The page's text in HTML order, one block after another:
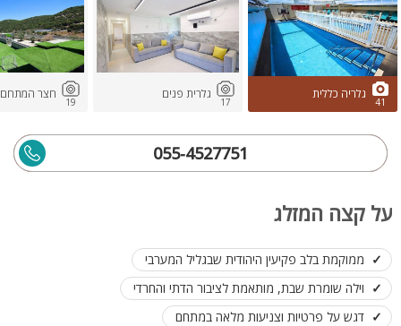
41
גלריה כללית
17
גלרית פנים
19
חצר המתחם
055-4527751
על קצה המזלג
ממוקמת בלב פקיעין היהודית שבגליל המערבי
וילה שומרת שבת, מותאמת לציבור הדתי והחרדי
דגש על פרטיות וצניעות מלאה במתחם